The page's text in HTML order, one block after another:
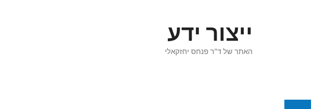
ייצור ידע
האתר של ד"ר פנחס יחזקאלי